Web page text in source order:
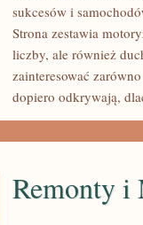
sukcesów i
Strona zestawia
liczby, ale również
zainteresować
dopiero odkrywają,
Remonty i